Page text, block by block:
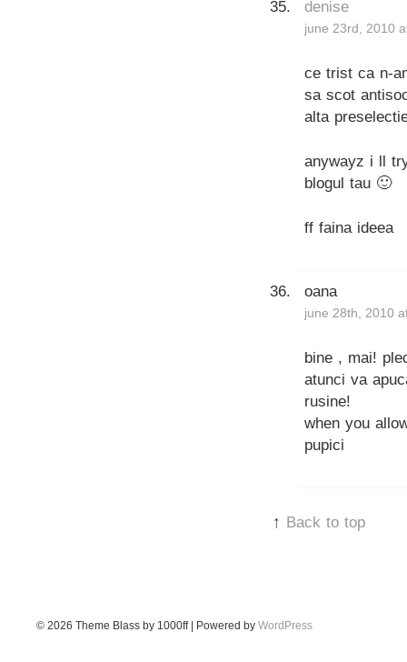
denise
june 23rd, 2010
ce trist ca n-
sa scot
alta
anywayz i ll
blogul tau 🙂
ff faina ideea
oana
june 28th, 2010
bine , mai!
atunci va
rusine!
when you
pupici
↑ Back to top
© 2026 Theme Blass by 1000ff | Powered by WordPress